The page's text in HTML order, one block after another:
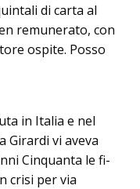
di carta al
remunerato, con
ospite. Posso
in Italia e nel
Girardi vi aveva
Cinquanta le fi­
crisi per via